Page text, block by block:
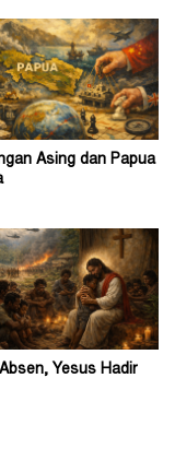
Asing dan Papua
Yesus Hadir